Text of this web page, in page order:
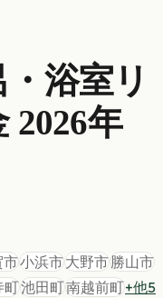
浴室リ
2026年
市小浜市大野市勝山市
町池田町南越前町+他5